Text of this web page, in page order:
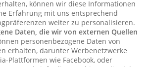
können wir diese Informationen
Erfahrung mit uns entsprechend
weiter zu personalisieren.
Daten, die wir von externen Quellen
personenbezogene Daten von
erhalten, darunter Werbenetzwerke
Plattformen wie Facebook, oder